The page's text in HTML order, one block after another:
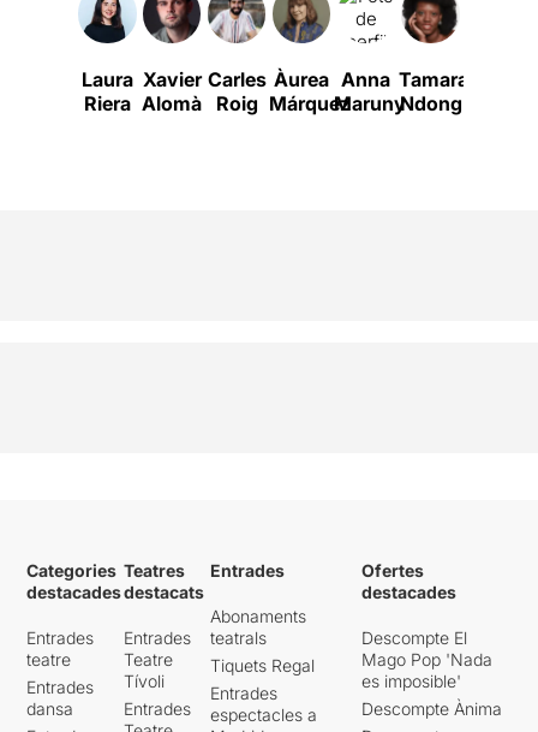
Laura
Riera
Xavier
Alomà
Carles
Roig
Àurea
Márquez
Anna
Maruny
Tamara
Ndong
Categories
destacades
Entrades
teatre
Entrades
dansa
Teatres
destacats
Entrades
Teatre
Tívoli
Entrades
Entrades
Abonaments
teatrals
Tiquets Regal
Entrades
espectacles a
Ofertes
destacades
Descompte El
Mago Pop 'Nada
es imposible'
Descompte Ànima